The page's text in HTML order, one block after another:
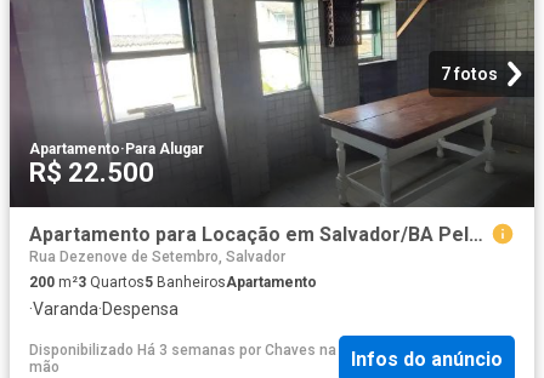
7 fotos
Apartamento·Para Alugar
R$ 22.500
Apartamento para Locação em Salvador/BA Pelourinho 3 Quartos
Rua Dezenove de Setembro, Salvador
200 m²3 Quartos5 BanheirosApartamento
·Varanda·Despensa
Disponibilizado Há 3 semanas por Chaves na
mão
Infos do anúncio